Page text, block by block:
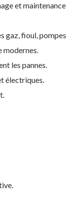
et maintenance
gaz, fioul, pompes
modernes.
les pannes.
électriques.